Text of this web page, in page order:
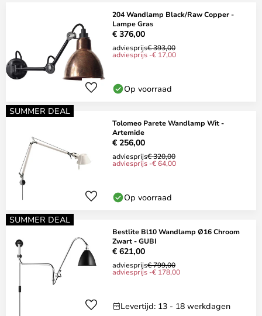
204 Wandlamp Black/Raw Copper -
Lampe Gras
€ 376,00
adviesprijs€ 393,00
adviesprijs -€ 17,00
Op voorraad
SUMMER DEAL
Tolomeo Parete Wandlamp Wit -
Artemide
€ 256,00
adviesprijs€ 320,00
adviesprijs -€ 64,00
Op voorraad
SUMMER DEAL
Bestlite Bl10 Wandlamp Ø16 Chroom
Zwart - GUBI
€ 621,00
adviesprijs€ 799,00
adviesprijs -€ 178,00
Levertijd: 13 - 18 werkdagen